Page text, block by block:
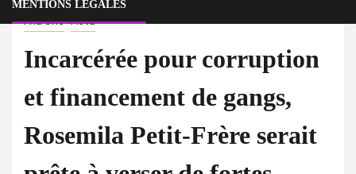
MENTIONS LÉGALES
À la Une Actu
Incarcérée pour corruption
et financement de gangs,
Rosemila Petit-Frère serait